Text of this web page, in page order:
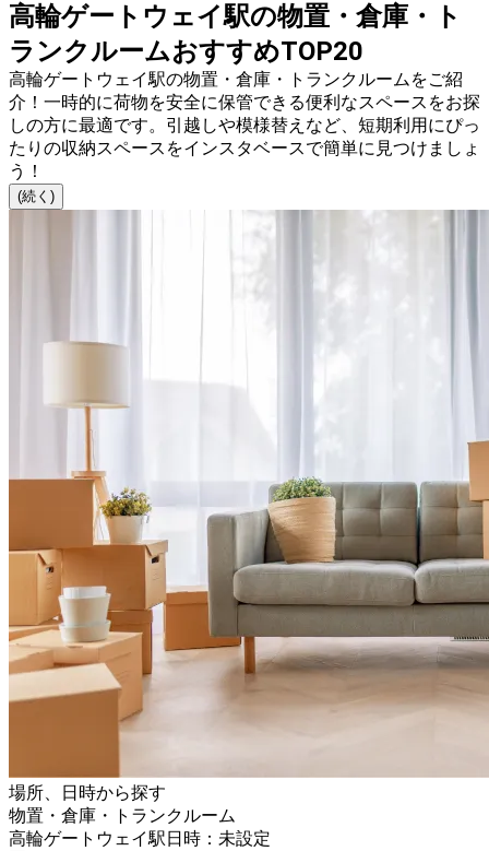
高輪ゲートウェイ駅の物置・倉庫・ト
ランクルームおすすめTOP20
高輪ゲートウェイ駅の物置・倉庫・トランクルームをご紹
介！一時的に荷物を安全に保管できる便利なスペースをお探
しの方に最適です。引越しや模様替えなど、短期利用にぴっ
たりの収納スペースをインスタベースで簡単に見つけましょ
う！
(続く)
場所、日時から探す
物置・倉庫・トランクルーム
高輪ゲートウェイ駅日時：未設定